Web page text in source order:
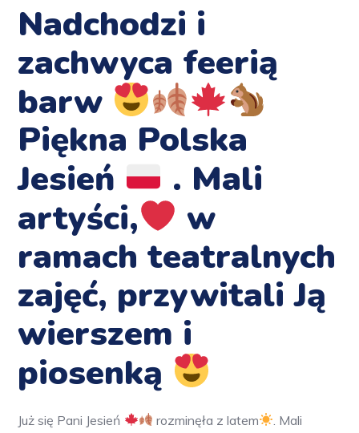
Nadchodzi i
zachwyca feerią
barw
Piękna Polska
Jesień
. Mali
artyści,
w
ramach teatralnych
zajęć, przywitali Ją
wierszem i
piosenką
Już się Pani Jesień rozminęła z latem
. Mali